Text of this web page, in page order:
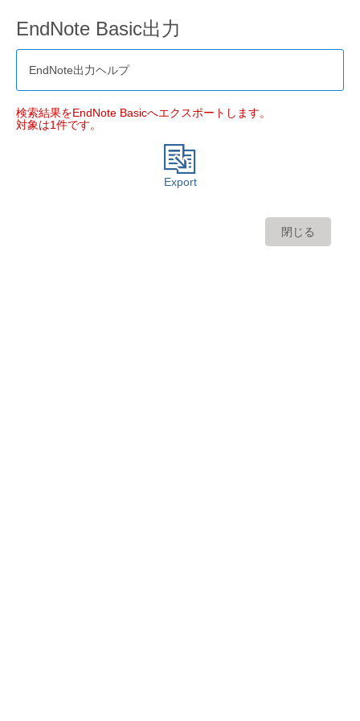
EndNote Basic出力
EndNote出力ヘルプ
検索結果をEndNote Basicへエクスポートします。
対象は1件です。
Export